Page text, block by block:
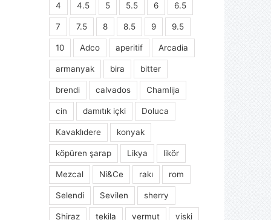
4 4.5 5 5.5 6 6.5
7 7.5 8 8.5 9 9.5
10 Adco aperitif Arcadia
armanyak bira bitter
brendi calvados Chamlija
cin damıtık içki Doluca
Kavaklıdere konyak
köpüren şarap Likya likör
Mezcal Ni&Ce rakı rom
Selendi Sevilen sherry
Shiraz tekila vermut viski